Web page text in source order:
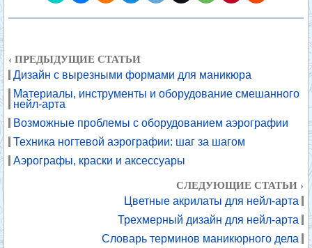
‹ ПРЕДЫДУЩИЕ СТАТЬИ
Дизайн с вырезными формами для маникюра
Материалы, инструменты и оборудование смешанного
нейл-арта
Возможные проблемы с оборудованием аэрографии
Техника ногтевой аэрографии: шаг за шагом
Аэрографы, краски и аксессуары
СЛЕДУЮЩИЕ СТАТЬИ ›
Цветные акрилаты для нейл-арта
Трехмерный дизайн для нейл-арта
Словарь терминов маникюрного дела